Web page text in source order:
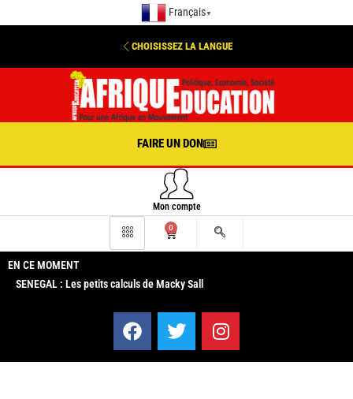
Français ▼
CHOISISSEZ LA LANGUE
FAIRE UN DON
Mon compte
0
EN CE MOMENT
SENEGAL : Les petits calculs de Macky Sall